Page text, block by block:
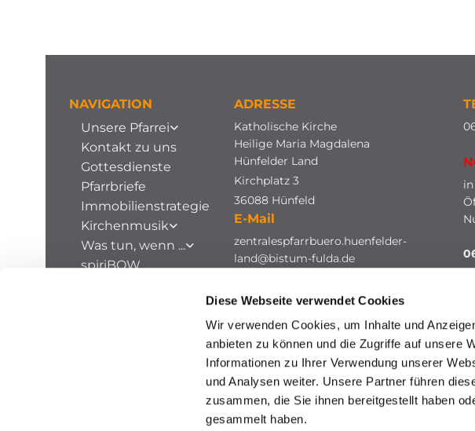
Diese Webseite verwendet Cookies
Wir verwenden Cookies, um Inhalte und
anbieten zu können und die Zugriffe auf unsere
Informationen zu Ihrer Verwendung unserer
und Analysen weiter. Unsere Partner führen
zusammen, die Sie ihnen bereitgestellt haben
gesammelt haben.
NAVIGATION
Unsere Pfarrei
Kontakt zu uns
Gottesdienste
Pfarrbriefe
Immobilienstrategie
Kirchenmusik
Was tun, wenn ...
spiriBOW
ADRESSE
Katholische Kirche
Heilige Maria Magdalena
Hünfelder Land
Kirchplatz 3
36088 Hünfeld
E-Mail
zentralespfarrbuero.huenfelder-
land@bistum-fulda.de
0
in